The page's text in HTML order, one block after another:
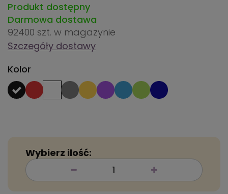
Produkt dostępny
Darmowa dostawa
92400 szt. w magazynie
Szczegóły dostawy
Kolor
Wybierz ilość: